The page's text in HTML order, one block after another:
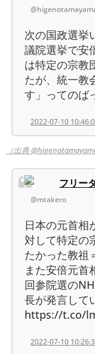
次の国政選挙
議院選挙で安
は特定の宗教
たが、統一教
す」ってのば
2022-07-10
（出典
フリー
@mtakero
日本の元首相
対して特定の
たかった教祖
また安倍元首
回参院選の
長が発言して
https://t.co/
2022-07-10